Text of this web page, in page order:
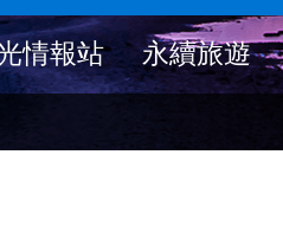
情報站 永續旅遊